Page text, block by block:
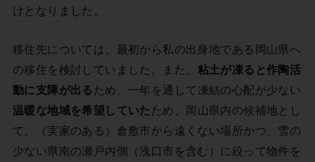
けとなりました。
移住先については、最初から私の出身地である岡山県へ
の移住を検討していました。また、 粘土が凍ると作陶活
動に支障が出る ため、一年を通して凍結の心配が少ない
温暖な地域を希望していたため、岡山県内の候補地とし
て、（実家のある）倉敷市から遠くない場所かつ、雪の
少ない県南の瀬戸内側（浅口市を含む）に絞って物件を